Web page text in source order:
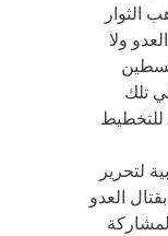
الثوار
ولا
تلك
للتخطيط
لتحرير
العدو